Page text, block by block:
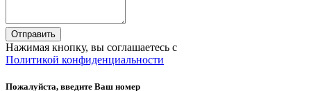
Отправить
Нажимая кнопку, вы соглашаетесь с
Политикой конфиденциальности
Пожалуйста, введите Ваш номер